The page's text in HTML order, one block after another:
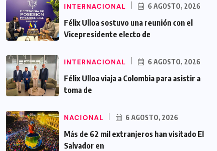
INTERNACIONAL 6 AGOSTO, 2026
Félix Ulloa sostuvo una reunión con el
Vicepresidente electo de
INTERNACIONAL 6 AGOSTO, 2026
Félix Ulloa viaja a Colombia para asistir a
toma de
NACIONAL 6 AGOSTO, 2026
Más de 62 mil extranjeros han visitado El
Salvador en